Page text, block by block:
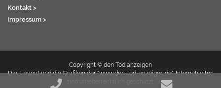
Kontakt >
Impressum >
Copyright © den Tod anzeigen
Das Layout und die Grafiken der "www.den-tod-anzeigen.de"-Internetseiten